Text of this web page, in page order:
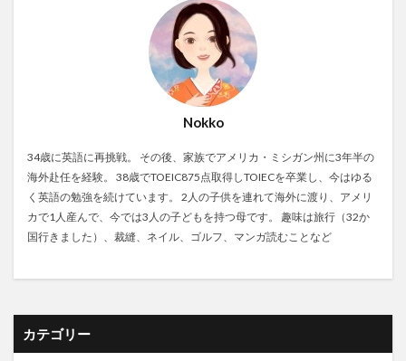
Nokko
34歳に英語に再挑戦。 その後、家族でアメリカ・ミシガン州に3年半の
海外赴任を経験。 38歳でTOEIC875点取得しTOIECを卒業し、今はゆる
く英語の勉強を続けています。 2人の子供を連れて海外に渡り、アメリ
カで1人産んで、今では3人の子どもを持つ母です。 趣味は旅行（32か
国行きました）、裁縫、ネイル、ゴルフ、マンガ読むことなど
カテゴリー